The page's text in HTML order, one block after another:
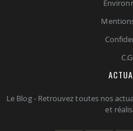
Le Blog - Retrouvez toutes nos
et